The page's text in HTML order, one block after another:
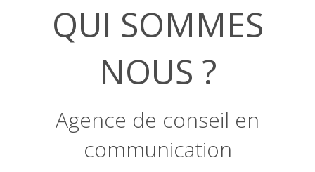
QUI SOMMES
NOUS ?
Agence de conseil en
communication